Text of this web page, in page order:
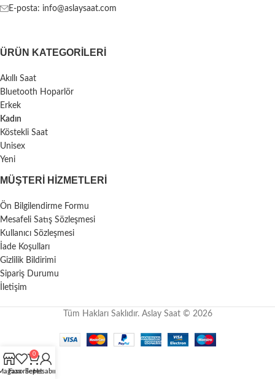
E-posta: info@aslaysaat.com
ÜRÜN KATEGORILERI
Akıllı Saat
Bluetooth Hoparlör
Erkek
Kadın
Köstekli Saat
Unisex
Yeni
MÜŞTERI HIZMETLERI
Ön Bilgilendirme Formu
Mesafeli Satış Sözleşmesi
Kullanıcı Sözleşmesi
İade Koşulları
Gizlilik Bildirimi
Sipariş Durumu
İletişim
Tüm Hakları Saklıdır. Aslay Saat © 2026
Favoriler
0
SepetHesabım